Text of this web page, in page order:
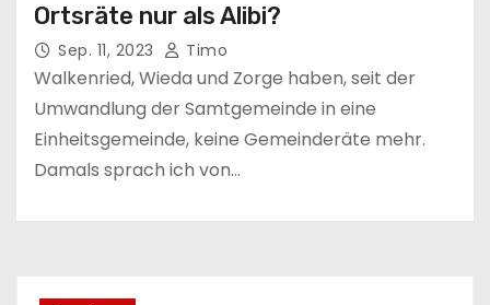
Ortsräte nur als Alibi?
Sep. 11, 2023 Timo
Walkenried, Wieda und Zorge haben, seit der
Umwandlung der Samtgemeinde in eine
Einheitsgemeinde, keine Gemeinderäte mehr.
Damals sprach ich von…